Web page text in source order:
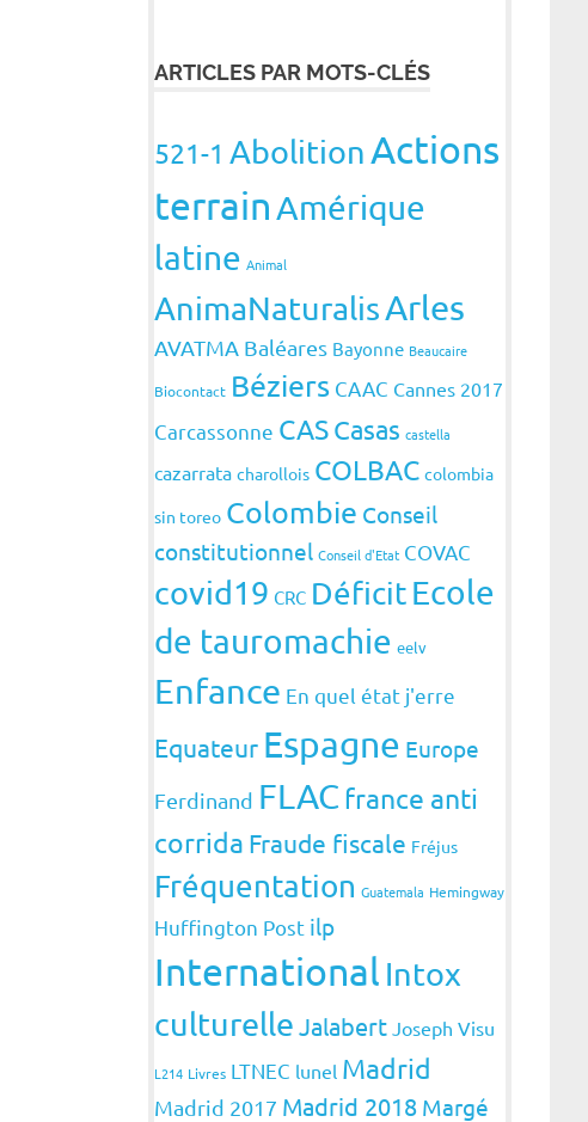
ARTICLES PAR MOTS-CLÉS
521-1 AbolitionActions
terrainAmérique
latine Animal
AnimaNaturalisArles
AVATMA Baléares Bayonne Beaucaire
Biocontact Béziers CAAC Cannes 2017
Carcassonne CASCasas castella
cazarrata charollois COLBAC colombia
sin toreo Colombie Conseil
constitutionnel Conseil d'Etat COVAC
covid19 CRC DéficitEcole
de tauromachie eelv
Enfance En quel état j'erre
Equateur Espagne Europe
Ferdinand FLAC france anti
corrida Fraude fiscale Fréjus
Fréquentation Guatemala Hemingway
Huffington Post ilp
International Intox
culturelle Jalabert Joseph Visu
L214 Livres LTNEC lunel Madrid
Madrid 2017 Madrid 2018 Margé